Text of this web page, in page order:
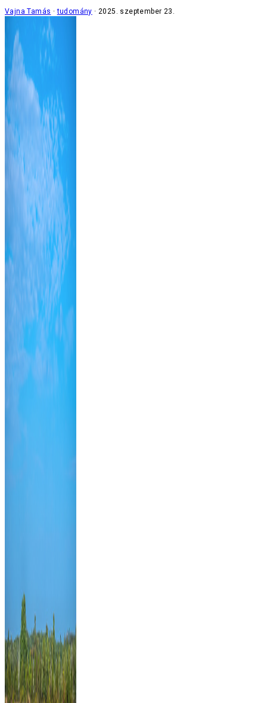
Vajna Tamás tudomány 2025. szeptember 23.